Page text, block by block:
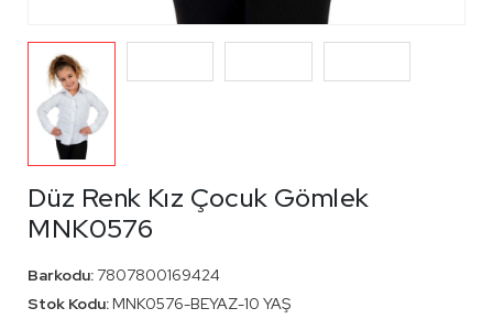
Düz Renk Kız Çocuk Gömlek
MNK0576
Barkodu: 7807800169424
Stok Kodu: MNK0576-BEYAZ-10 YAŞ